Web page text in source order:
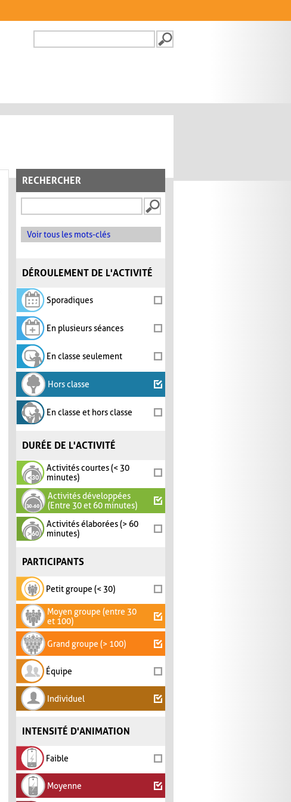
FORMULAIRE DE
RECHERCHER
Voir tous les mots-clés
DÉROULEMENT DE L'ACTIVITÉ
Sporadiques
En plusieurs séances
En classe seulement
Hors classe
En classe et hors classe
DURÉE DE L'ACTIVITÉ
Activités courtes (< 30
minutes)
Activités développées
(Entre 30 et 60 minutes)
Activités élaborées (> 60
minutes)
PARTICIPANTS
Petit groupe (< 30)
Moyen groupe (entre 30
et 100)
Grand groupe (> 100)
Équipe
Individuel
INTENSITÉ D'ANIMATION
Faible
Moyenne